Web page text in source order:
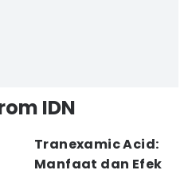
IDN
Tranexamic Acid:
Manfaat dan Efek